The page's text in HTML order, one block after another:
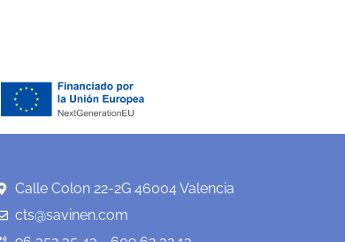
Calle Colon 22-2G 46004 Valencia
cts@savinen.com